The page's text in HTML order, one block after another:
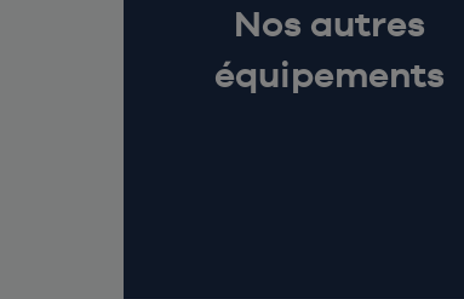
Nos autres
équipements